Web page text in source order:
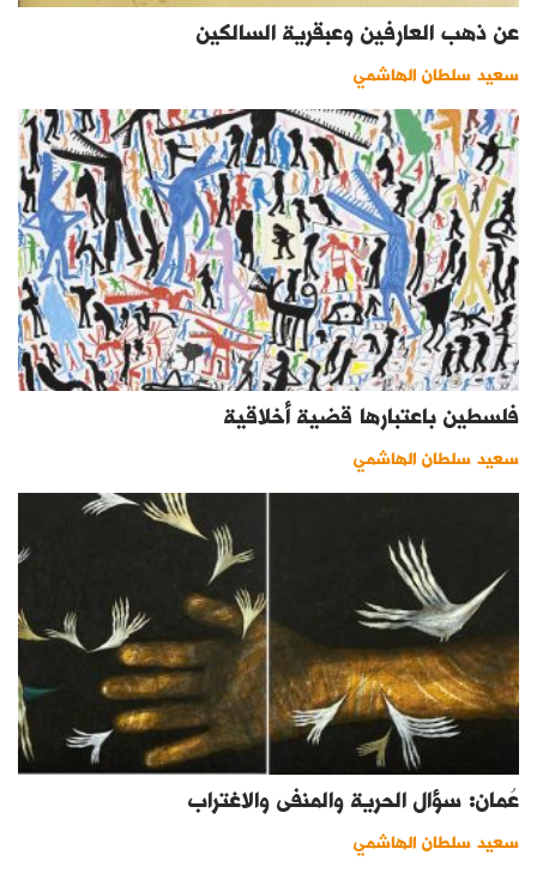
عن ذهب العارفين وعبقرية السالكين
سعيد سلطان الهاشمي
فلسطين باعتبارها قضية أخلاقية
سعيد سلطان الهاشمي
عُمان: سؤال الحرية والمنفى والاغتراب
سعيد سلطان الهاشمي